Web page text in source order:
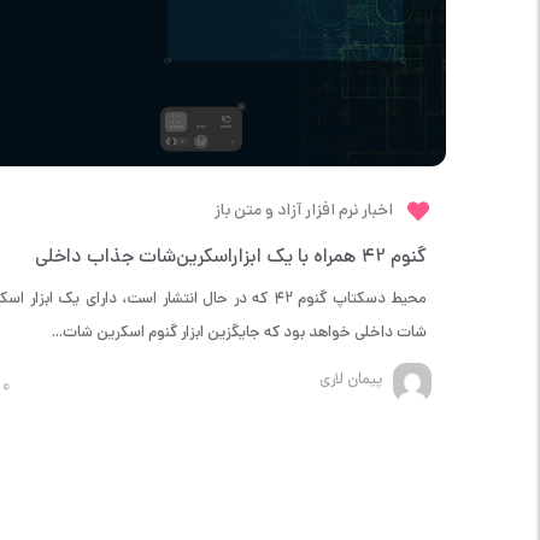
اخبار نرم افزار آزاد و متن باز
گنوم 42 همراه با یک ابزاراسکرین‌شات جذاب داخلی
محیط دسکتاپ گنوم 42 که در حال انتشار است، دارای یک ابزار
شات داخلی خواهد بود که جایگزین ابزار گنوم اسکرین شات...
پیمان لاری
0